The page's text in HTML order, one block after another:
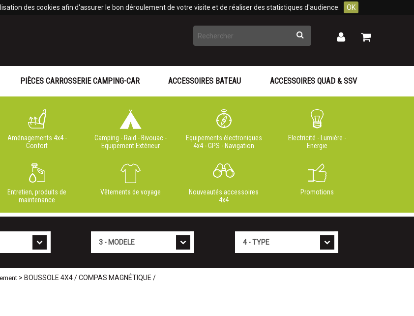
des cookies afin d'assurer le bon déroulement de votre visite et de réaliser des statistiques d'audience. OK
Rechercher Mon
Mon
Aménagements 4x4 -
Confort
Camping - Raid - Bivouac -
Equipement Extérieur
Equipements électroniques
4x4 - GPS - Navigation
Electricité - Lumière -
Energie
Entretien, produits de
maintenance
Vêtements de voyage
Nouveautés accessoires
4x4
Promotions
PIÈCES CARROSSERIE CAMPING-CAR ACCESSOIRES BATEAU ACCESSOIRES QUAD & SSV
> BOUSSOLE 4X4 / COMPAS MAGNÉTIQUE /